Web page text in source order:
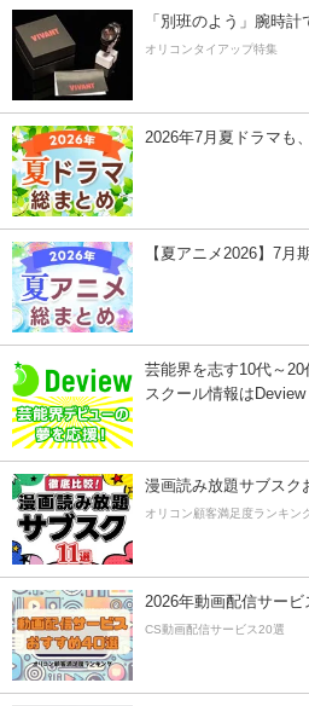
「別班のよう」腕時
オリコンタイアップ特集
2026年7月夏ドラマも
【夏アニメ2026】7月
芸能界を志す10代～20
スクール情報はDeview
漫画読み放題サブスク
オリコン顧客満足度ランキン
2026年動画配信サービ
CS動画配信サービス20選